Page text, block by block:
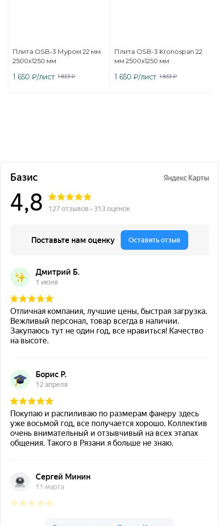
Плита OSB-3 Муром 22 мм
2500х1250 мм
1 650 ₽/лист 1 833₽
Плита OSB-3 Kronospan 22
мм 2500х1250 мм
1 650 ₽/лист 1 833₽